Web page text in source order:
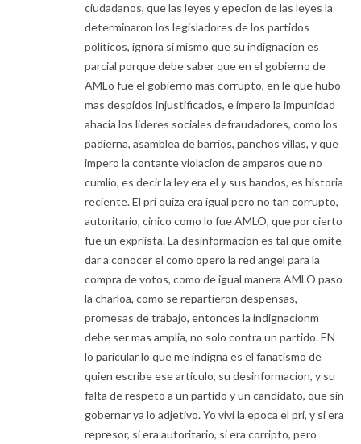
ciudadanos, que las leyes y epecion de las leyes la
determinaron los legisladores de los partidos
politicos, ignora si mismo que su indignacion es
parcial porque debe saber que en el gobierno de
AMLo fue el gobierno mas corrupto, en le que hubo
mas despidos injustificados, e impero la impunidad
ahacia los lideres sociales defraudadores, como los
padierna, asamblea de barrios, panchos villas, y que
impero la contante violacion de amparos que no
cumlio, es decir la ley era el y sus bandos, es historia
reciente. El pri quiza era igual pero no tan corrupto,
autoritario, cinico como lo fue AMLO, que por cierto
fue un expriista. La desinformacion es tal que omite
dar a conocer el como opero la red angel para la
compra de votos, como de igual manera AMLO paso
la charloa, como se repartieron despensas,
promesas de trabajo, entonces la indignacionm
debe ser mas amplia, no solo contra un partido. EN
lo paricular lo que me indigna es el fanatismo de
quien escribe ese articulo, su desinformacion, y su
falta de respeto a un partido y un candidato, que sin
gobernar ya lo adjetivo. Yo vivi la epoca el pri, y si era
represor, si era autoritario, si era corripto, pero